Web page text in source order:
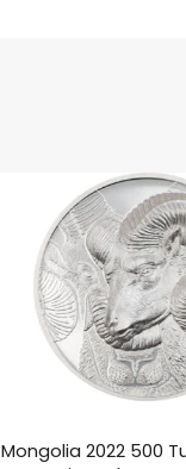
Mongolia 2022 500